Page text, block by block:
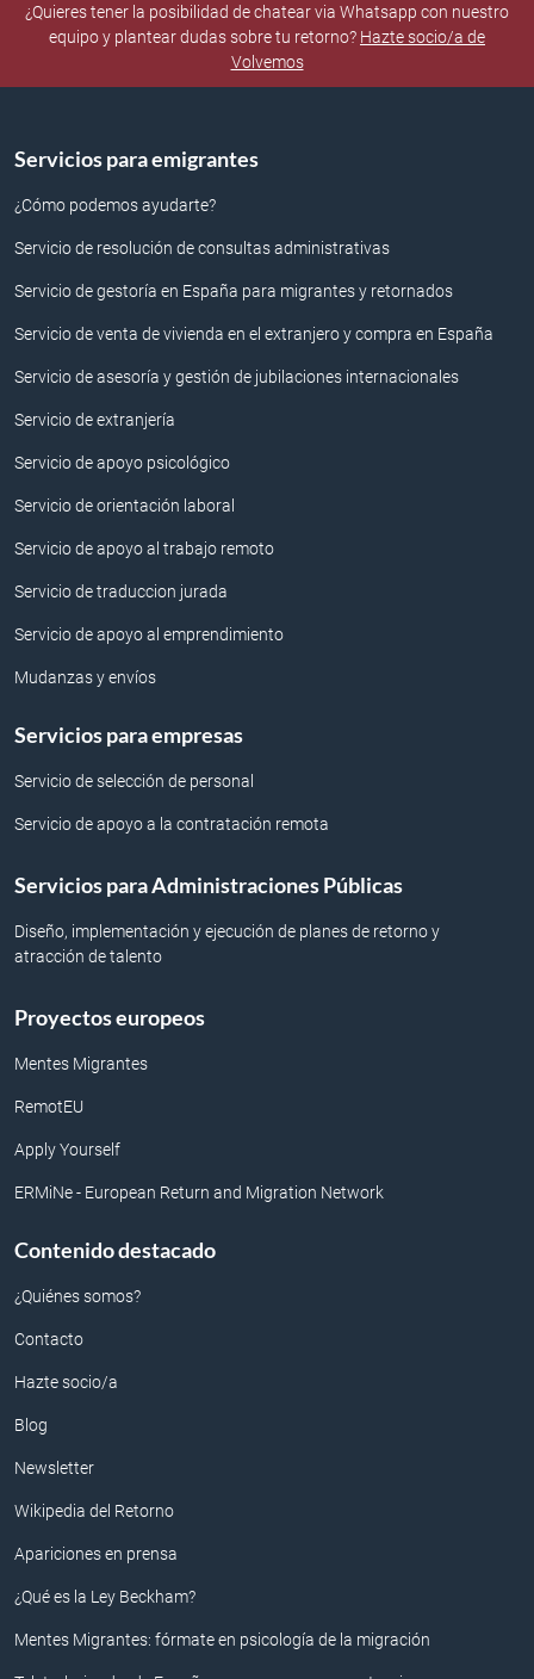
¿Quieres tener la posibilidad de chatear via Whatsapp con nuestro
equipo y plantear dudas sobre tu retorno? Hazte socio/a de
Volvemos
Servicios para emigrantes
¿Cómo podemos ayudarte?
Servicio de resolución de consultas administrativas
Servicio de gestoría en España para migrantes y retornados
Servicio de venta de vivienda en el extranjero y compra en España
Servicio de asesoría y gestión de jubilaciones internacionales
Servicio de extranjería
Servicio de apoyo psicológico
Servicio de orientación laboral
Servicio de apoyo al trabajo remoto
Servicio de traduccion jurada
Servicio de apoyo al emprendimiento
Mudanzas y envíos
Servicios para empresas
Servicio de selección de personal
Servicio de apoyo a la contratación remota
Servicios para Administraciones Públicas
Diseño, implementación y ejecución de planes de retorno y
atracción de talento
Proyectos europeos
Mentes Migrantes
RemotEU
Apply Yourself
ERMiNe - European Return and Migration Network
Contenido destacado
¿Quiénes somos?
Contacto
Hazte socio/a
Blog
Newsletter
Wikipedia del Retorno
Apariciones en prensa
¿Qué es la Ley Beckham?
Mentes Migrantes: fórmate en psicología de la migración